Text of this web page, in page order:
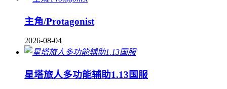
主角/Protagonist
2026-08-04
星塔旅人多功能辅助1.13国服